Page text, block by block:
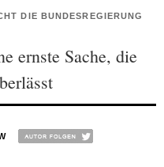
DIE BUNDESREGIERUNG
ernste Sache, die